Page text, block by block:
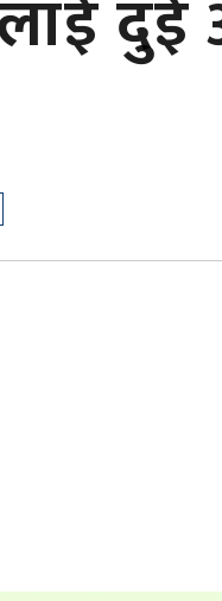
दुई